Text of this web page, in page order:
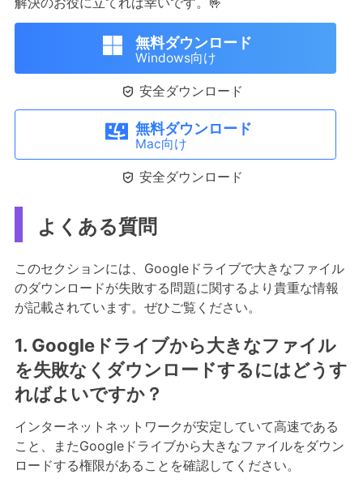
無料ダウンロード
Windows向け
 安全ダウンロード
無料ダウンロード
Mac向け
 安全ダウンロード
よくある質問
このセクションには、Googleドライブで大きなファイル
のダウンロードが失敗する問題に関するより貴重な情報
が記載されています。ぜひご覧ください。
1. Googleドライブから大きなファイル
を失敗なくダウンロードするにはどうす
ればよいですか？
インターネットネットワークが安定していて高速である
こと、またGoogleドライブから大きなファイルをダウン
ロードする権限があることを確認してください。